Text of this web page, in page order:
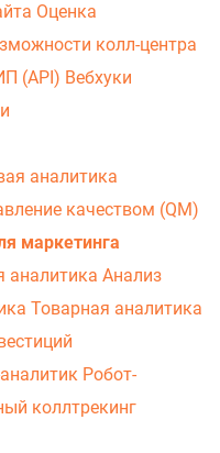
Оценка
колл-центра
(API) Вебхуки
аналитика
качеством (QM)
маркетинга
аналитика Анализ
Товарная аналитика
Робот-
коллтрекинг